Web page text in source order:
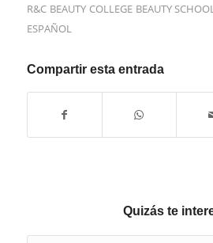
R&C BEAUTY COLLEGE BEAUTY
ESPAÑOL
Compartir esta entrada
Quizás te